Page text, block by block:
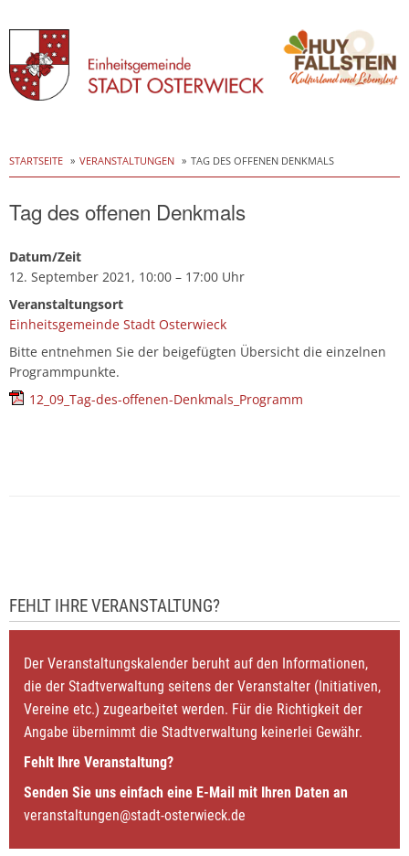
to
content
STARTSEITE VERANSTALTUNGEN TAG DES OFFENEN DENKMALS
Tag des offenen Denkmals
Datum/Zeit
12. September 2021, 10:00 – 17:00 Uhr
Veranstaltungsort
Einheitsgemeinde Stadt Osterwieck
Bitte entnehmen Sie der beigefügten Übersicht die einzelnen
Programmpunkte.
12_09_Tag-des-offenen-Denkmals_Programm
FEHLT IHRE VERANSTALTUNG?
Der Veranstaltungskalender beruht auf den Informationen,
die der Stadtverwaltung seitens der Veranstalter (Initiativen,
Vereine etc.) zugearbeitet werden. Für die Richtigkeit der
Angabe übernimmt die Stadtverwaltung keinerlei Gewähr.
Fehlt Ihre Veranstaltung?
Senden Sie uns einfach eine E-Mail mit Ihren Daten an
veranstaltungen@stadt-osterwieck.de